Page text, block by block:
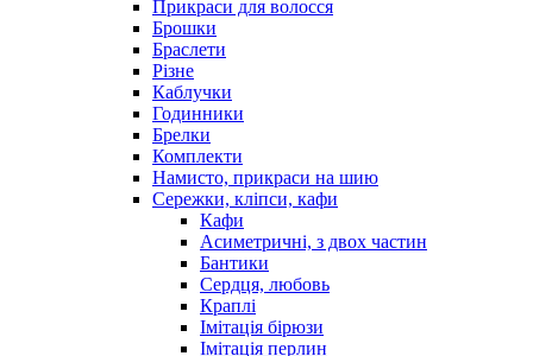
Прикраси для волосся
Брошки
Браслети
Різне
Каблучки
Годинники
Брелки
Комплекти
Намисто, прикраси на шию
Сережки, кліпси, кафи
Кафи
Асиметричні, з двох частин
Бантики
Сердця, любовь
Краплі
Імітація бірюзи
Імітація перлин